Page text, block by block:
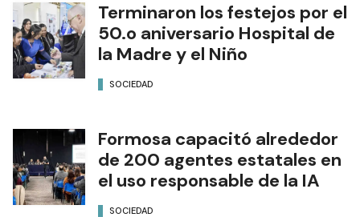
Terminaron los festejos por el
50.o aniversario Hospital de
la Madre y el Niño
SOCIEDAD
Formosa capacitó alrededor
de 200 agentes estatales en
el uso responsable de la IA
SOCIEDAD